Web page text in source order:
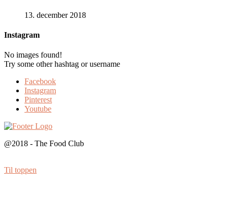
13. december 2018
Instagram
No images found!
Try some other hashtag or username
Facebook
Instagram
Pinterest
Youtube
@2018 - The Food Club
Til toppen